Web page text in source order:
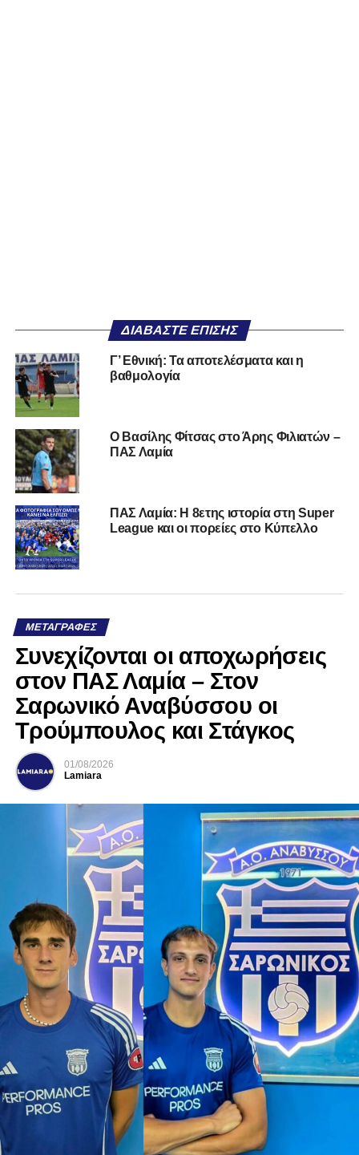
ΔΙΑΒΆΣΤΕ ΕΠΊΣΗΣ
Γ’ Εθνική: Τα αποτελέσματα και η
βαθμολογία
Ο Βασίλης Φίτσας στο Άρης Φιλιατών –
ΠΑΣ Λαμία
ΠΑΣ Λαμία: Η 8ετης ιστορία στη Super
League και οι πορείες στο Κύπελλο
ΜΕΤΑΓΡΑΦΈΣ
Συνεχίζονται οι αποχωρήσεις
στον ΠΑΣ Λαμία – Στον
Σαρωνικό Αναβύσσου οι
Τρούμπουλος και Στάγκος
01/08/2026
Lamiara